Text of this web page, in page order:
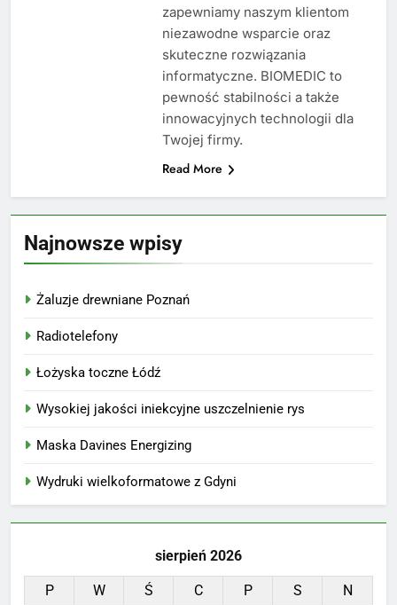
zapewniamy naszym klientom
niezawodne wsparcie oraz
skuteczne rozwiązania
informatyczne. BIOMEDIC to
pewność stabilności a także
innowacyjnych technologii dla
Twojej firmy.
Read More
Najnowsze wpisy
Żaluzje drewniane Poznań
Radiotelefony
Łożyska toczne Łódź
Wysokiej jakości iniekcyjne uszczelnienie rys
Maska Davines Energizing
Wydruki wielkoformatowe z Gdyni
sierpień 2026
P W Ś C P S
N